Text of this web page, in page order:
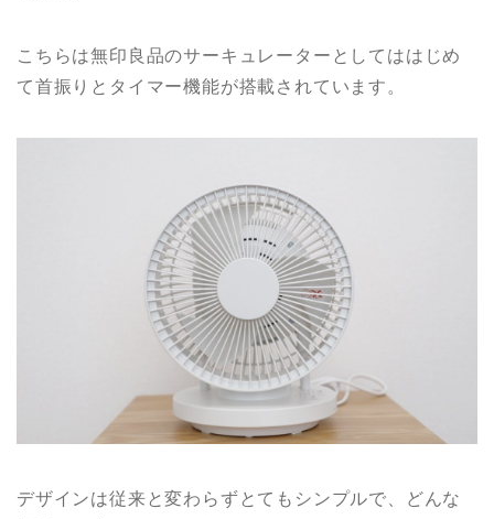
こちらは無印良品のサーキュレーターとしてははじめ
て首振りとタイマー機能が搭載されています。
デザインは従来と変わらずとてもシンプルで、どんな